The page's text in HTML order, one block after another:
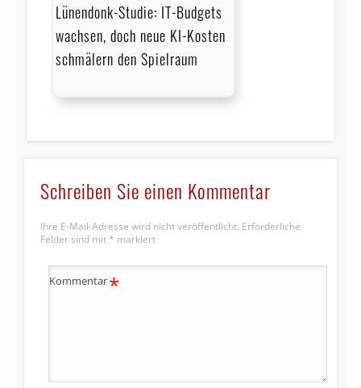
Lünendonk-Studie: IT-Budgets
wachsen, doch neue KI-Kosten
schmälern den Spielraum
Schreiben Sie einen Kommentar
Ihre E-Mail-Adresse wird nicht veröffentlicht. Erforderliche
Felder sind mit * markiert
Kommentar*